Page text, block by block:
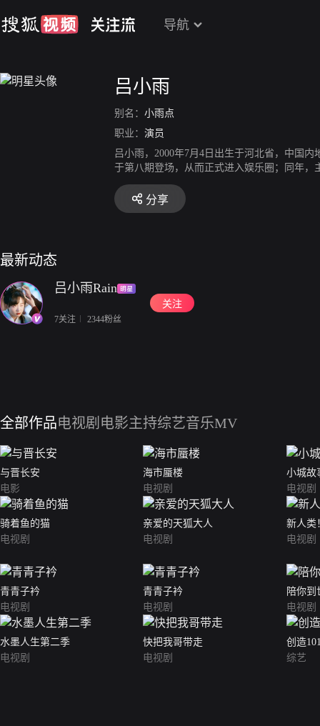
导航
吕小雨
别名： 小雨点
职业： 演员
吕小雨，2000年7月4日出生于河北省，中国
于第八期登场，从而正式进入娱乐圈；同年，
的青春校园网络剧《三年二班》在天津正式
019年1月12日，获得第3届金骨朵网络影视盛
20年2月，主演的青春校园剧《时光与你都很
分享
最新动态
吕小雨Rain
7关注 2344粉丝
关注
全部作品电视剧 电影主持综艺音乐MV
与晋长安
电影
海市蜃楼
电视剧
小城故
电视剧
骑着鱼的猫
电视剧
亲爱的天狐大人
电视剧
新人类
电视剧
青青子衿
电视剧
青青子衿
电视剧
陪你到
电视剧
水墨人生第二季
电视剧
快把我哥带走
电视剧
创造
综艺